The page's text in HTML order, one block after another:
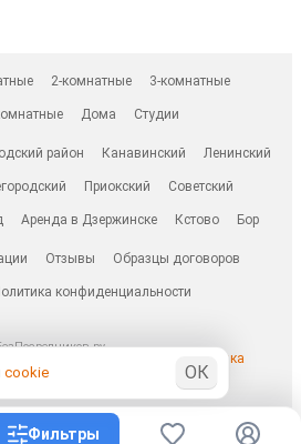
2-комнатные 3-комнатные
Дома Студии
район Канавинский Ленинский
Приокский Советский
Аренда в Дзержинске Кстово Бор
Отзывы Образцы договоров
конфиденциальности
/ besposrednika.ru
Фильтры
cookie ОК